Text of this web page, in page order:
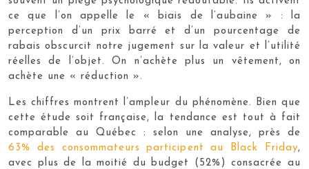
ce que l’on appelle le « biais de l’aubaine » : la
perception d’un prix barré et d’un pourcentage de
rabais obscurcit notre jugement sur la valeur et l’utilité
réelles de l’objet. On n’achète plus un vêtement, on
achète une « réduction ».
Les chiffres montrent l’ampleur du phénomène. Bien que
cette étude soit française, la tendance est tout à fait
comparable au Québec : selon une analyse, près de
63% des consommateurs participent au Black Friday,
avec plus de la moitié du budget (52%) consacrée au